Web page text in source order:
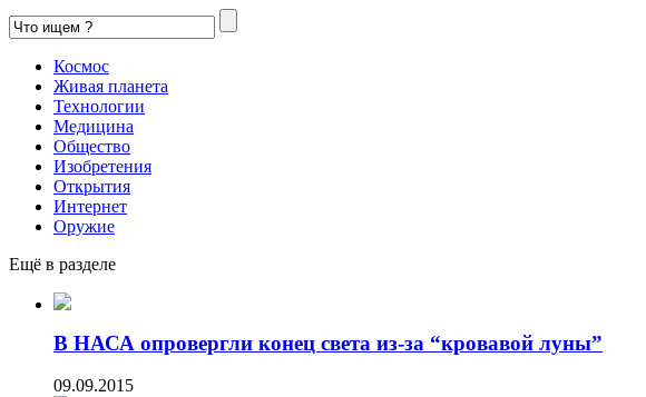
Космос
Живая планета
Технологии
Медицина
Общество
Изобретения
Открытия
Интернет
Оружие
Ещё в разделе
В НАСА опровергли конец света из-за “кровавой луны”
09.09.2015